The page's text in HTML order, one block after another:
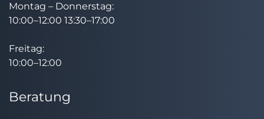
Montag – Donnerstag:
10:00–12:00 13:30–17:00
Freitag:
10:00–12:00
Beratung